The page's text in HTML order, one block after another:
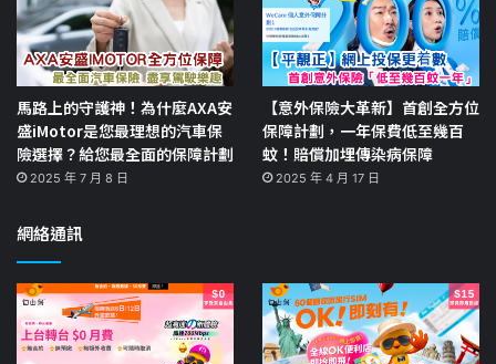
馬路上的守護神！為什麼AXA安
盛iMotor是您最理想的汽車保
險選擇？給您最全面的保障計劃
2025 年 7 月 8 日
【意外保險大革新】首創全方位
保障計劃，一年保費低至幾百
蚊！賠償加埋傳染病保障
2025 年 4 月 17 日
網絡通訊